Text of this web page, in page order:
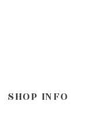
SHOP INFO